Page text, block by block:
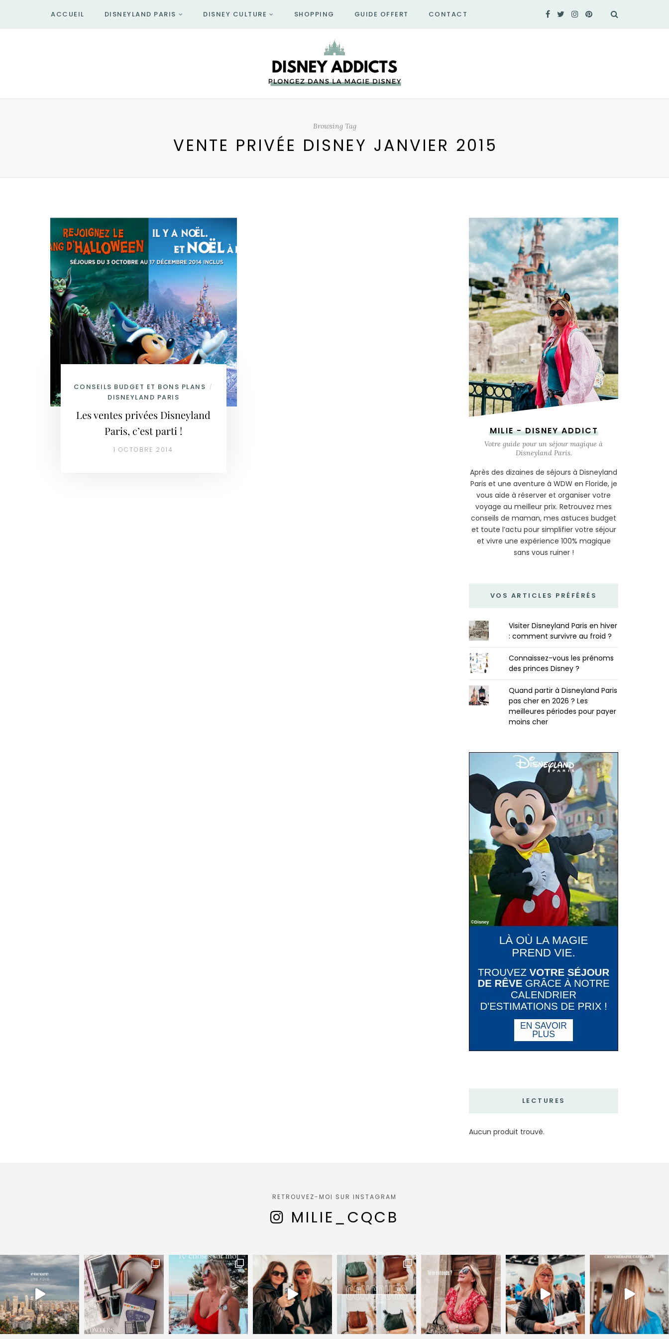
ACCUEIL DISNEYLAND PARIS DISNEY CULTURE SHOPPING GUIDE OFFERT CONTACT
Browsing Tag
VENTE PRIVÉE DISNEY JANVIER 2015
CONSEILS BUDGET ET BONS PLANS /
DISNEYLAND PARIS
Les ventes privées Disneyland
Paris, c’est parti !
1 OCTOBRE 2014
MILIE - DISNEY ADDICT
Votre guide pour un séjour magique à
Disneyland Paris.
Après des dizaines de séjours à Disneyland
Paris et une aventure à WDW en Floride, je
vous aide à réserver et organiser votre
voyage au meilleur prix. Retrouvez mes
conseils de maman, mes astuces budget
et toute l’actu pour simplifier votre séjour
et vivre une expérience 100% magique
sans vous ruiner !
VOS ARTICLES PRÉFÉRÉS
Visiter Disneyland Paris en hiver
: comment survivre au froid ?
Connaissez-vous les prénoms
des princes Disney ?
Quand partir à Disneyland Paris
pas cher en 2026 ? Les
meilleures périodes pour payer
moins cher
LECTURES
Aucun produit trouvé.
RETROUVEZ-MOI SUR INSTAGRAM
MILIE_CQCB